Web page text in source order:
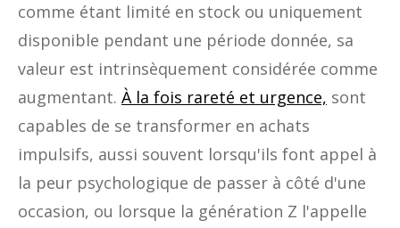
comme étant limité en stock ou uniquement
disponible pendant une période donnée, sa
valeur est intrinsèquement considérée comme
augmentant. À la fois rareté et urgence, sont
capables de se transformer en achats
impulsifs, aussi souvent lorsqu'ils font appel à
la peur psychologique de passer à côté d'une
occasion, ou lorsque la génération Z l'appelle